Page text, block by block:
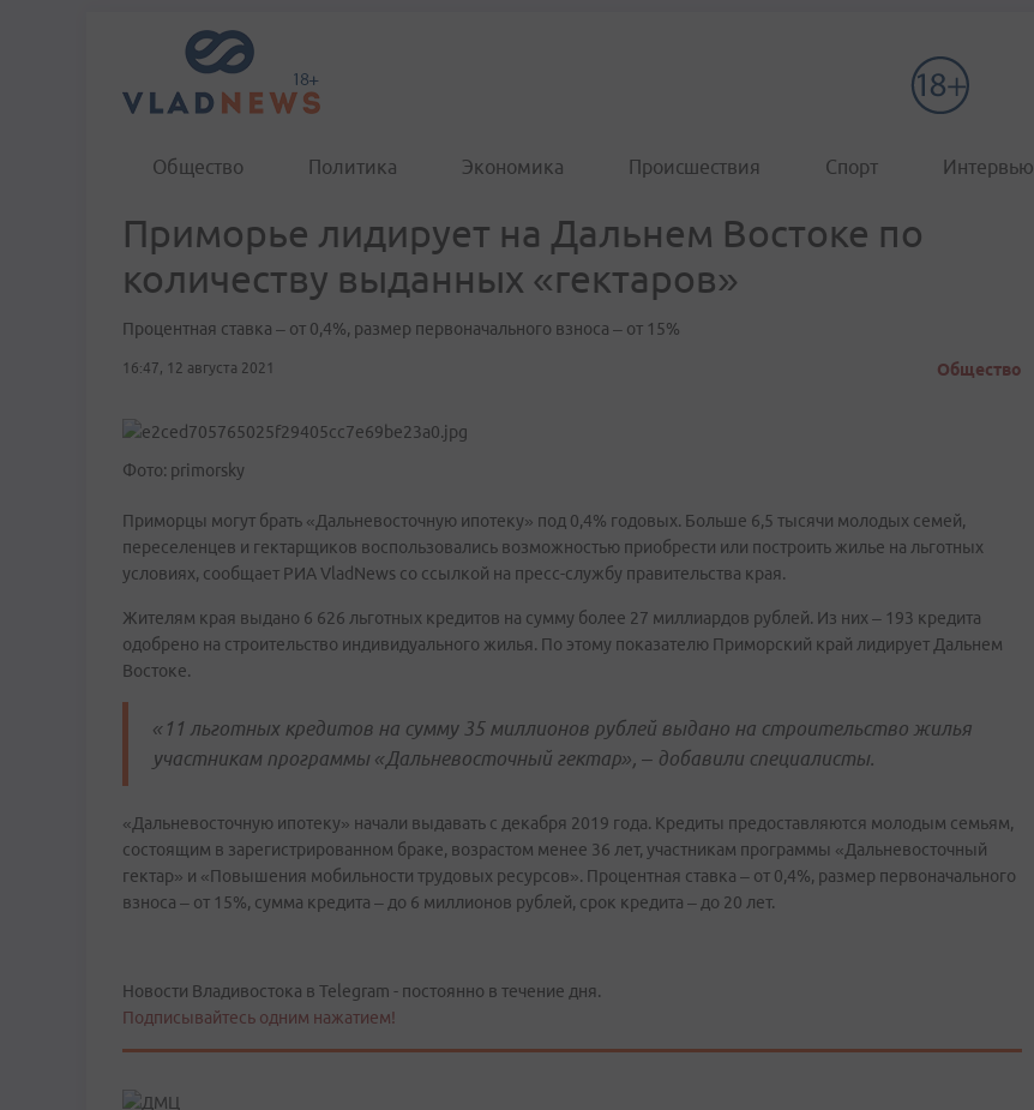
Общество Политика Экономика Происшествия Спорт Интервью
Приморье лидирует на Дальнем Востоке по
количеству выданных «гектаров»
Процентная ставка – от 0,4%, размер первоначального взноса – от 15%
16:47, 12 августа 2021 Общество
Фото: primorsky
Приморцы могут брать «Дальневосточную ипотеку» под 0,4% годовых. Больше 6,5 тысячи молодых семей,
переселенцев и гектарщиков воспользовались возможностью приобрести или построить жилье на льготных
условиях, сообщает РИА VladNews со ссылкой на пресс-службу правительства края.
Жителям края выдано 6 626 льготных кредитов на сумму более 27 миллиардов рублей. Из них – 193 кредита
одобрено на строительство индивидуального жилья. По этому показателю Приморский край лидирует Дальнем
Востоке.
«11 льготных кредитов на сумму 35 миллионов рублей выдано на строительство жилья
участникам программы «Дальневосточный гектар», – добавили специалисты.
«Дальневосточную ипотеку» начали выдавать с декабря 2019 года. Кредиты предоставляются молодым семьям,
состоящим в зарегистрированном браке, возрастом менее 36 лет, участникам программы «Дальневосточный
гектар» и «Повышения мобильности трудовых ресурсов». Процентная ставка – от 0,4%, размер первоначального
взноса – от 15%, сумма кредита – до 6 миллионов рублей, срок кредита – до 20 лет.
Новости Владивостока в Telegram - постоянно в течение дня.
Подписывайтесь одним нажатием!